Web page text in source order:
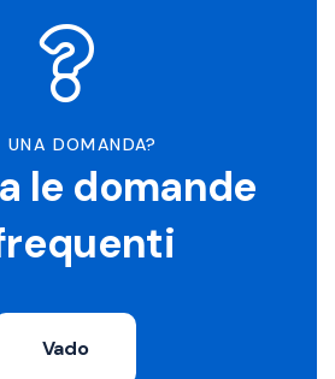
UNA DOMANDA?
le domande
Vado